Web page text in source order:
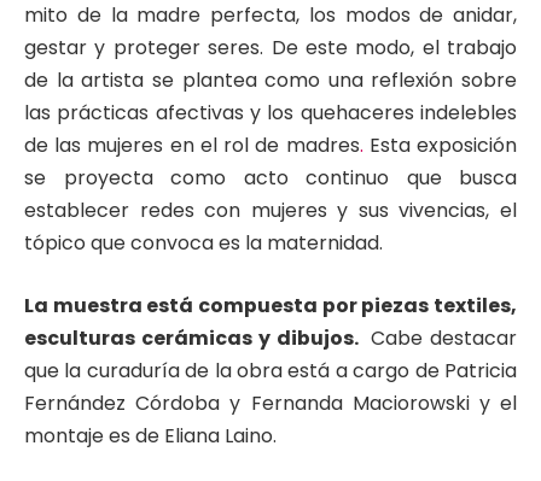
mito de la madre perfecta, los modos de anidar,
gestar y proteger seres. De este modo, el trabajo
de la artista se plantea como una reflexión sobre
las prácticas afectivas y los quehaceres indelebles
de las mujeres en el rol de madres. Esta exposición
se proyecta como acto continuo que busca
establecer redes con mujeres y sus vivencias, el
tópico que convoca es la maternidad.
La muestra está compuesta por piezas textiles,
esculturas cerámicas y dibujos. Cabe destacar
que la curaduría de la obra está a cargo de Patricia
Fernández Córdoba y Fernanda Maciorowski y el
montaje es de Eliana Laino.